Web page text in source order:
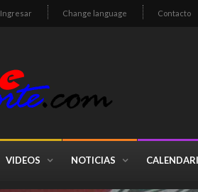
Ingresar Change language Contacto
VIDEOS NOTICIAS